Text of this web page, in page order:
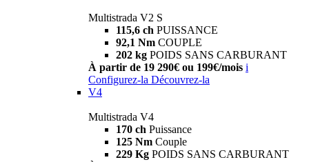
Multistrada V2 S
115,6 ch PUISSANCE
92,1 Nm COUPLE
202 kg POIDS SANS CARBURANT
À partir de 19 290€ ou 199€/mois i
Configurez-la Découvrez-la
V4
Multistrada V4
170 ch Puissance
125 Nm Couple
229 Kg POIDS SANS CARBURANT